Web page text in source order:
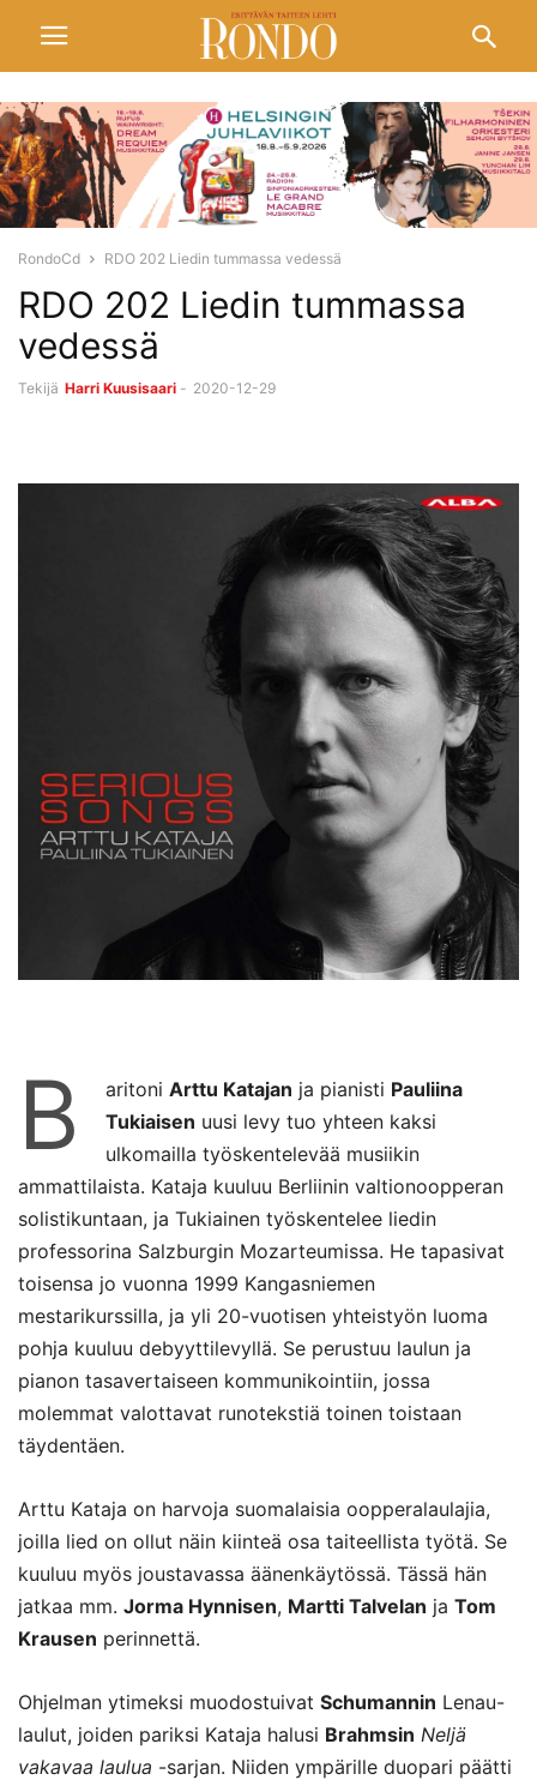
RondoCd RDO 202 Liedin tummassa vedessä
RDO 202 Liedin tummassa
vedessä
Tekijä Harri Kuusisaari - 2020-12-29
B aritoni Arttu Katajan ja pianisti Pauliina
Tukiaisen uusi levy tuo yhteen kaksi
ulkomailla työskentelevää musiikin
ammattilaista. Kataja kuuluu Berliinin valtionoopperan
solistikuntaan, ja Tukiainen työskentelee liedin
professorina Salzburgin Mozarteumissa. He tapasivat
toisensa jo vuonna 1999 Kangasniemen
mestarikurssilla, ja yli 20-vuotisen yhteistyön luoma
pohja kuuluu debyyttilevyllä. Se perustuu laulun ja
pianon tasavertaiseen kommunikointiin, jossa
molemmat valottavat runotekstiä toinen toistaan
täydentäen.
Arttu Kataja on harvoja suomalaisia oopperalaulajia,
joilla lied on ollut näin kiinteä osa taiteellista työtä. Se
kuuluu myös joustavassa äänenkäytössä. Tässä hän
jatkaa mm. Jorma Hynnisen, Martti Talvelan ja Tom
Krausen perinnettä.
Ohjelman ytimeksi muodostuivat Schumannin Lenau-
laulut, joiden pariksi Kataja halusi Brahmsin Neljä
vakavaa laulua -sarjan. Niiden ympärille duopari päätti